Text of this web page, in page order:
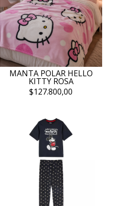
MANTA POLAR HELLO
KITTY ROSA
$127.800,00